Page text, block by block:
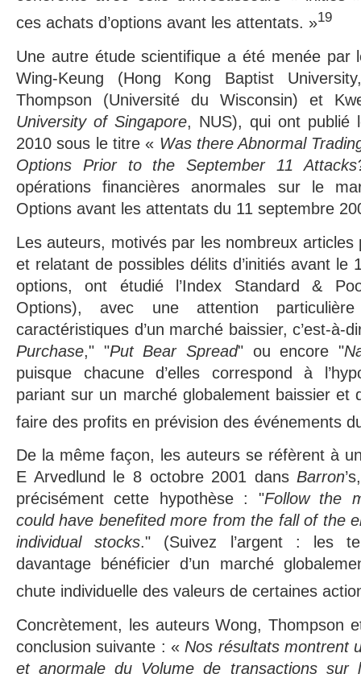
ces achats d’options avant les attentats. »19
Une autre étude scientifique a été menée par
Wing-Keung (Hong Kong Baptist
Thompson (Université du Wisconsin) et
University of Singapore, NUS), qui ont publié
2010 sous le titre « Was there Abnormal
Options Prior to the September 11
opérations financières anormales sur le
Options avant les attentats du 11 septembre
Les auteurs, motivés par les nombreux articles
et relatant de possibles délits d’initiés avant le
options, ont étudié l’Index Standard &
Options), avec une attention
caractéristiques d’un marché baissier, c’est-à-
Purchase," "Put Bear Spread" ou encore "
puisque chacune d’elles correspond à
pariant sur un marché globalement baissier et
faire des profits en prévision des événements
De la même façon, les auteurs se réfèrent à
E Arvedlund le 8 octobre 2001 dansBarron
précisément cette hypothèse : "Follow the
could have benefited more from the fall of the
individual stocks." (Suivez l’argent : les
davantage bénéficier d’un marché
chute individuelle des valeurs de certaines
Concrètement, les auteurs Wong, Thompson
conclusion suivante : « Nos résultats montrent
et anormale du Volume de transactions sur